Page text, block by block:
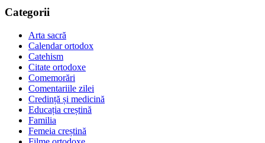
Categorii
Arta sacră
Calendar ortodox
Catehism
Citate ortodoxe
Comemorări
Comentariile zilei
Credință și medicină
Educația creștină
Familia
Femeia creștină